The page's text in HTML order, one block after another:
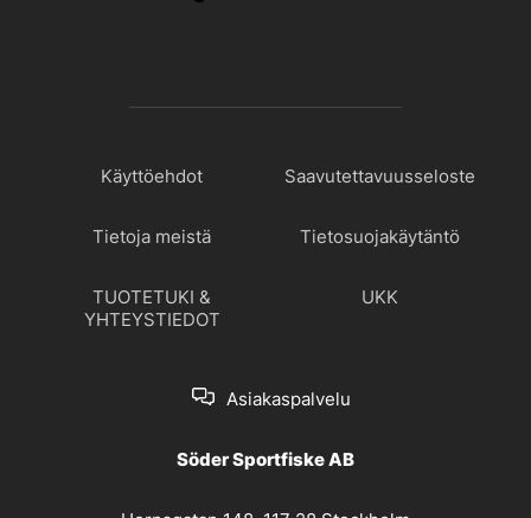
Käyttöehdot Saavutettavuusseloste
Tietoja meistä Tietosuojakäytäntö
TUOTETUKI &
YHTEYSTIEDOT
UKK
Asiakaspalvelu
Söder Sportfiske AB